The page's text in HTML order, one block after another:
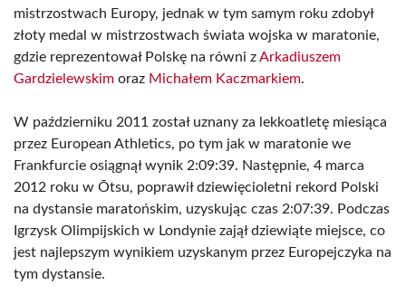
mistrzostwach Europy, jednak w tym samym roku zdobył
złoty medal w mistrzostwach świata wojska w maratonie,
gdzie reprezentował Polskę na równi zArkadiuszem
Gardzielewskim oraz Michałem Kaczmarkiem.
W październiku 2011 został uznany za lekkoatletę miesiąca
przez European Athletics, po tym jak w maratonie we
Frankfurcie osiągnął wynik 2:09:39. Następnie, 4 marca
2012 roku w Ōtsu, poprawił dziewięcioletni rekord Polski
na dystansie maratońskim, uzyskując czas 2:07:39. Podczas
Igrzysk Olimpijskich w Londynie zajął dziewiąte miejsce, co
jest najlepszym wynikiem uzyskanym przez Europejczyka na
tym dystansie.